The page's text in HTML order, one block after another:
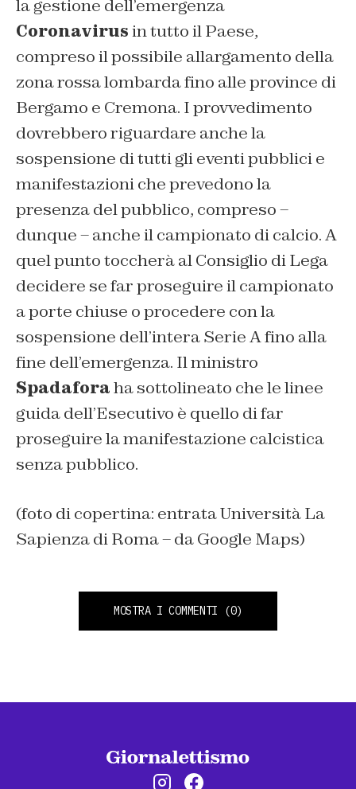
la gestione dell’emergenza
Coronavirusin tutto il Paese,
compreso il possibile allargamento della
zona rossa lombarda fino alle province di
Bergamo e Cremona. I provvedimento
dovrebbero riguardare anche la
sospensione di tutti gli eventi pubblici e
manifestazioni che prevedono la
presenza del pubblico, compreso –
dunque – anche il campionato di calcio. A
quel punto toccherà al Consiglio di Lega
decidere se far proseguire il campionato
a porte chiuse o procedere con la
sospensione dell’intera Serie A fino alla
fine dell’emergenza. Il ministro
Spadaforaha sottolineato che le linee
guida dell’Esecutivo è quello di far
proseguire la manifestazione calcistica
senza pubblico.
(foto di copertina: entrata Università La
Sapienza di Roma – da Google Maps)
MOSTRA I COMMENTI (0)